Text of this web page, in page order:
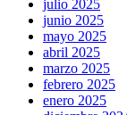
julio 2025
junio 2025
mayo 2025
abril 2025
marzo 2025
febrero 2025
enero 2025